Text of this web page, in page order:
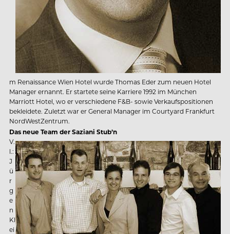
m Renaissance Wien Hotel wurde Thomas Eder zum neuen Hotel
Manager ernannt. Er startete seine Karriere 1992 im München
Marriott Hotel, wo er verschiedene F&B- sowie Verkaufspositionen
bekleidete. Zuletzt war er General Manager im Courtyard Frankfurt
NordWestZentrum.
Das neue Team der Saziani Stub’n
V.
l.:
J
ü
r
g
e
n
Kl
ei